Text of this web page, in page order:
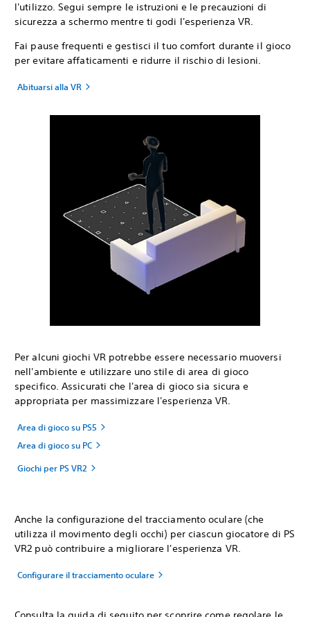
l'utilizzo. Segui sempre le istruzioni e le precauzioni di
sicurezza a schermo mentre ti godi l'esperienza VR.
Fai pause frequenti e gestisci il tuo comfort durante il gioco
per evitare affaticamenti e ridurre il rischio di lesioni.
Abituarsi alla VR
Per alcuni giochi VR potrebbe essere necessario muoversi
nell'ambiente e utilizzare uno stile di area di gioco
specifico. Assicurati che l'area di gioco sia sicura e
appropriata per massimizzare l'esperienza VR.
Area di gioco su PS5
Area di gioco su PC
Giochi per PS VR2
Anche la configurazione del tracciamento oculare (che
utilizza il movimento degli occhi) per ciascun giocatore di PS
VR2 può contribuire a migliorare l'esperienza VR.
Configurare il tracciamento oculare